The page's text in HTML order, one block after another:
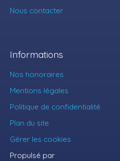
Nous contacter
Informations
Nos honoraires
Mentions légales
Politique de confidentialité
Plan du site
Gérer les cookies
Propulsé par